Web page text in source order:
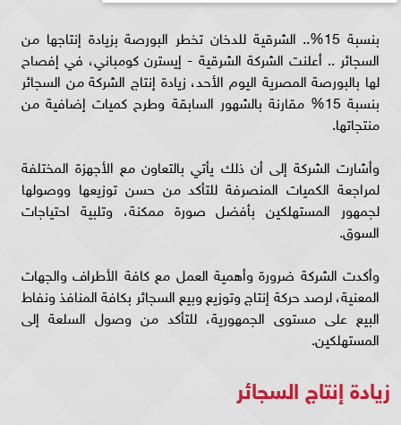
بنسبة 15%.. الشرقية للدخان تخطر البورصة بزيادة إنتاجها من
السجائر .. أعلنت الشركة الشرقية - إيسترن كومباني، في إفصاح
لها بالبورصة المصرية اليوم الأحد، زيادة إنتاج الشركة من السجائر
بنسبة 15% مقارنة بالشهور السابقة وطرح كميات إضافية من
منتجاتها.
وأشارت الشركة إلى أن ذلك يأتي بالتعاون مع الأجهزة المختلفة
لمراجعة الكميات المنصرفة للتأكد من حسن توزيعها ووصولها
لجمهور المستهلكين بأفضل صورة ممكنة، وتلبية احتياجات
السوق.
وأكدت الشركة ضرورة وأهمية العمل مع كافة الأطراف والجهات
المعنية، لرصد حركة إنتاج وتوزيع وبيع السجائر بكافة المنافذ ونفاط
البيع على مستوى الجمهورية، للتأكد من وصول السلعة إلى
المستهلكين.
زيادة إنتاج السجائر